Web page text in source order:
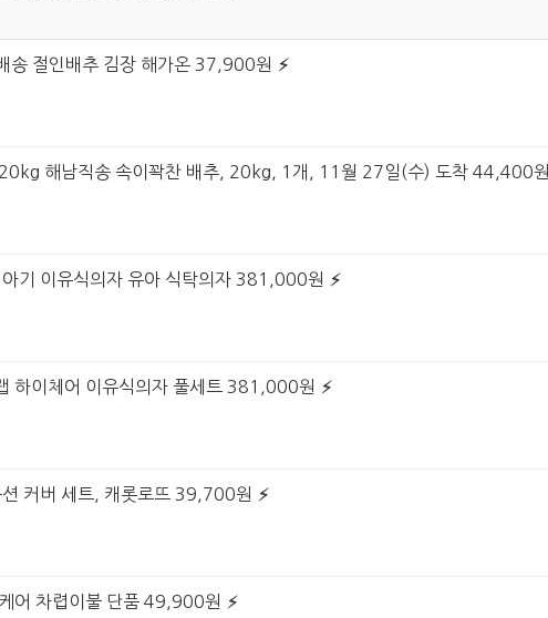
송 절인배추 김장 해가온 37,900원
20kg 해남직송 속이꽉찬 배추, 20kg, 1개, 11월 27일(수) 도착 44,400원
기 이유식의자 유아 식탁의자 381,000원
하이체어 이유식의자 풀세트 381,000원
커버 세트, 캐롯로뜨 39,700원
어 차렵이불 단품 49,900원